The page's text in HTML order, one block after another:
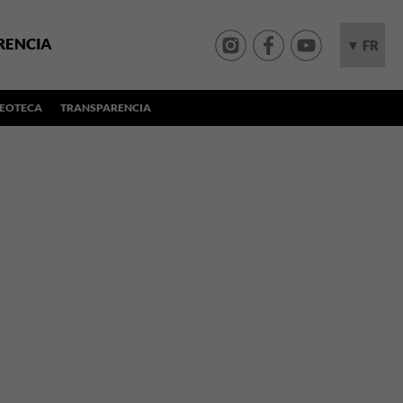
▼ FR
TRANSPARENCIA